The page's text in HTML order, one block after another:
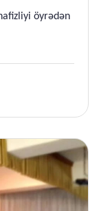
öyrədən